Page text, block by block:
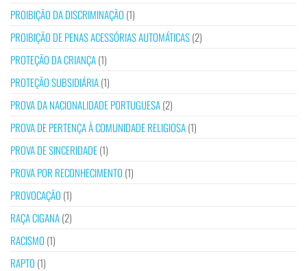
PROIBIÇÃO DA DISCRIMINAÇÃO (1)
PROIBIÇÃO DE PENAS ACESSÓRIAS AUTOMÁTICAS(2)
PROTEÇÃO DA CRIANÇA(1)
PROTEÇÃO SUBSIDIÁRIA(1)
PROVA DA NACIONALIDADE PORTUGUESA(2)
PROVA DE PERTENÇA À COMUNIDADE RELIGIOSA(1)
PROVA DE SINCERIDADE(1)
PROVA POR RECONHECIMENTO (1)
PROVOCAÇÃO (1)
RAÇA CIGANA(2)
RACISMO (1)
RAPTO (1)